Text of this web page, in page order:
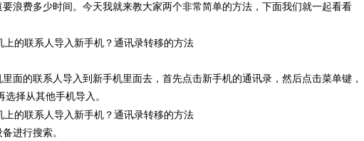
浪费多少时间。今天我就来教大家两个非常简单的方法，下面我们就一起看看
面的联系人导入到新手机里面去，首先点击新手机的通讯录，然后点击菜单键，
择从其他手机导入。
进行搜索。